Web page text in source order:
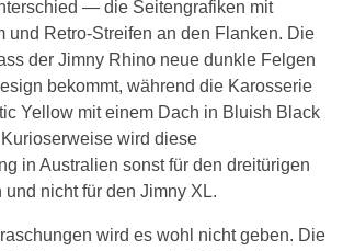
— die Seitengrafiken mit
und Retro-Streifen an den Flanken. Die
der Jimny Rhino neue dunkle Felgen
bekommt, während die Karosserie
Yellow mit einem Dach in Bluish Black
wird diese
in Australien sonst für den dreitürigen
nicht für den Jimny XL.
wird es wohl nicht geben. Die